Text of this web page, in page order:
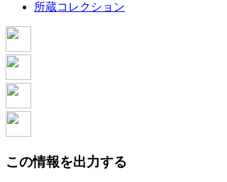
所蔵コレクション
この情報を出力する